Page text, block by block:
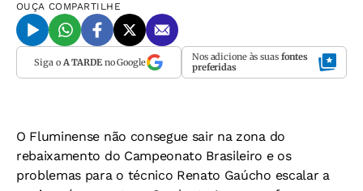
OUÇA COMPARTILHE
Siga o A TARDEno Google Nos adicione às suas fontes
preferidas
O Fluminense não consegue sair na zona do
rebaixamento do Campeonato Brasileiro e os
problemas para o técnico Renato Gaúcho escalar a